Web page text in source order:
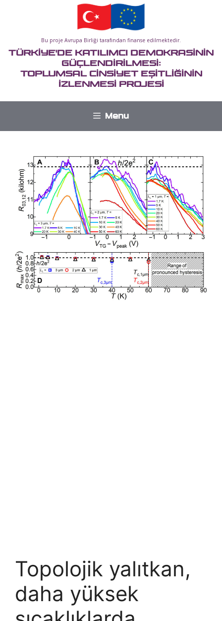
Bu proje Avrupa Birliği tarafından finanse edilmektedir.
TÜRKİYE'DE KATILIMCI DEMOKRASİNİN
GÜÇLENDİRİLMESİ:
TOPLUMSAL CİNSİYET EŞİTLİĞİNİN
İZLENMESİ PROJESİ
Menu
Topolojik yalıtkan,
daha yüksek